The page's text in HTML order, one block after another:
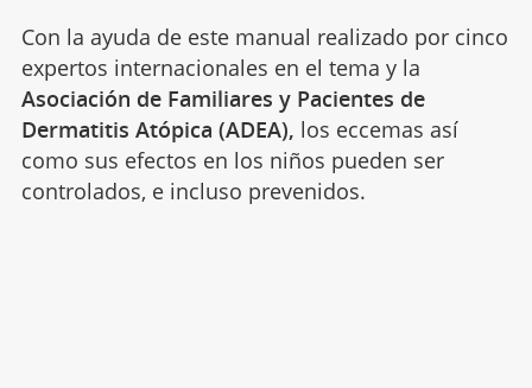
Con la ayuda de este manual realizado por cinco
expertos internacionales en el tema y la
Asociación de Familiares y Pacientes de
Dermatitis Atópica (ADEA), los eccemas así
como sus efectos en los niños pueden ser
controlados, e incluso prevenidos.